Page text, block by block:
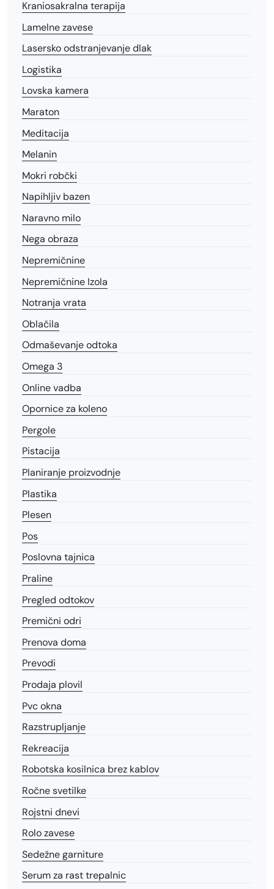
Kraniosakralna terapija
Lamelne zavese
Lasersko odstranjevanje dlak
Logistika
Lovska kamera
Maraton
Meditacija
Melanin
Mokri robčki
Napihljiv bazen
Naravno milo
Nega obraza
Nepremičnine
Nepremičnine Izola
Notranja vrata
Oblačila
Odmaševanje odtoka
Omega 3
Online vadba
Opornice za koleno
Pergole
Pistacija
Planiranje proizvodnje
Plastika
Plesen
Pos
Poslovna tajnica
Praline
Pregled odtokov
Premični odri
Prenova doma
Prevodi
Prodaja plovil
Pvc okna
Razstrupljanje
Rekreacija
Robotska kosilnica brez kablov
Ročne svetilke
Rojstni dnevi
Rolo zavese
Sedežne garniture
Serum za rast trepalnic